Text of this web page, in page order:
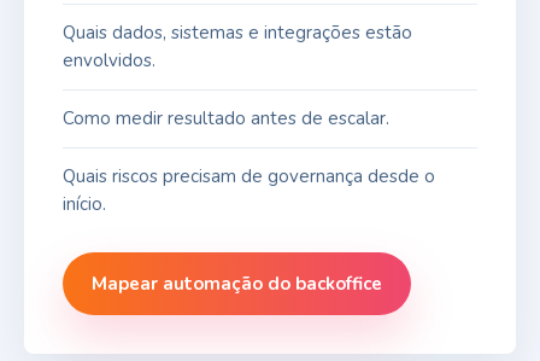
Quais dados, sistemas e integrações estão
envolvidos.
Como medir resultado antes de escalar.
Quais riscos precisam de governança desde o
início.
Mapear automação do backoffice